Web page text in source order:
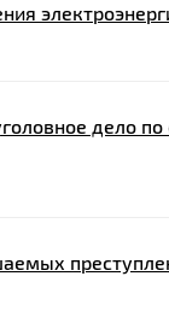
дело